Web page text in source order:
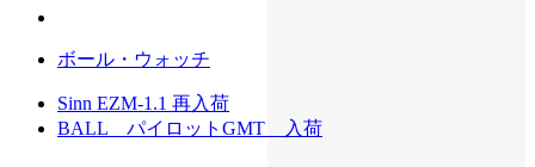
ボール・ウォッチ
Sinn EZM-1.1 再入荷
BALL パイロットGMT 入荷